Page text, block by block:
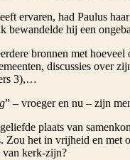
ervaren, had Paulus
bewandelde hij een
bronnen met
discussies over
3),…
” – vroeger en nu – zijn
plaats van
Zou het in vrijheid en
kerk-zijn?